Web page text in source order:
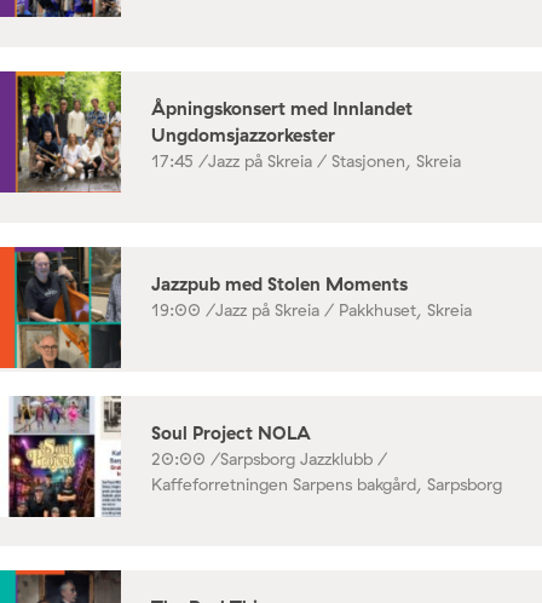
Åpningskonsert med Innlandet
Ungdomsjazzorkester
17:45 /Jazz på Skreia / Stasjonen, Skreia
Jazzpub med Stolen Moments
19:00 /Jazz på Skreia / Pakkhuset, Skreia
Soul Project NOLA
20:00 /Sarpsborg Jazzklubb /
Kaffeforretningen Sarpens bakgård, Sarpsborg